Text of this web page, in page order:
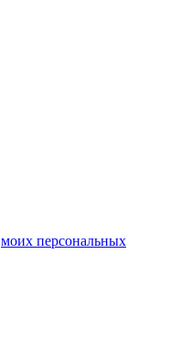
моих персональных